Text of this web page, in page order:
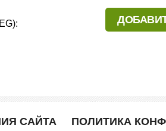
САЙТА
ПОЛИТИКА